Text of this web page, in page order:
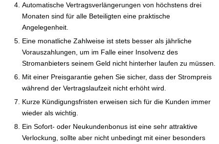
Automatische Vertragsverlängerungen von höchstens drei
Monaten sind für alle Beteiligten eine praktische
Angelegenheit.
Eine monatliche Zahlweise ist stets besser als jährliche
Vorauszahlungen, um im Falle einer Insolvenz des
Stromanbieters seinem Geld nicht hinterher laufen zu müssen.
Mit einer Preisgarantie gehen Sie sicher, dass der Strompreis
während der Vertragslaufzeit nicht erhöht wird.
Kurze Kündigungsfristen erweisen sich für die Kunden immer
wieder als wichtig.
Ein Sofort- oder Neukundenbonus ist eine sehr attraktive
Verlockung, sollte aber nicht unbedingt mit einer besonders